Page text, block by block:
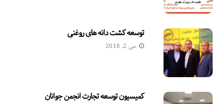
توسعه کشت دانه های روغنی
می 2, 2018
کمیسیون توسعه تجارت انجمن جوانان